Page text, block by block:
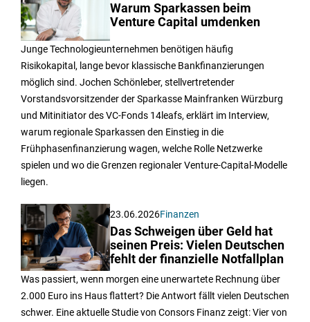
Warum Sparkassen beim
Venture Capital umdenken
Junge Technologieunternehmen benötigen häufig
Risikokapital, lange bevor klassische Bankfinanzierungen
möglich sind. Jochen Schönleber, stellvertretender
Vorstandsvorsitzender der Sparkasse Mainfranken Würzburg
und Mitinitiator des VC-Fonds 14leafs, erklärt im Interview,
warum regionale Sparkassen den Einstieg in die
Frühphasenfinanzierung wagen, welche Rolle Netzwerke
spielen und wo die Grenzen regionaler Venture-Capital-Modelle
liegen.
23.06.2026Finanzen
Das Schweigen über Geld hat
seinen Preis: Vielen Deutschen
fehlt der finanzielle Notfallplan
Was passiert, wenn morgen eine unerwartete Rechnung über
2.000 Euro ins Haus flattert? Die Antwort fällt vielen Deutschen
schwer. Eine aktuelle Studie von Consors Finanz zeigt: Vier von